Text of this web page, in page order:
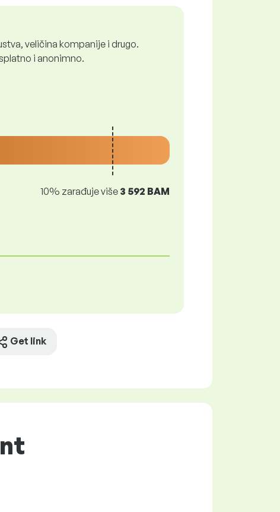
veličina kompanije i drugo.
i anonimno.
10% zarađuje više 3 592 BAM
Get link